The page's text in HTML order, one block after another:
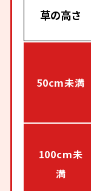
草の高さ
50cm未満
100cm未
満